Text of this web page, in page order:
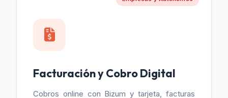
Facturación y Cobro Digital
Cobros online con Bizum y tarjeta, facturas